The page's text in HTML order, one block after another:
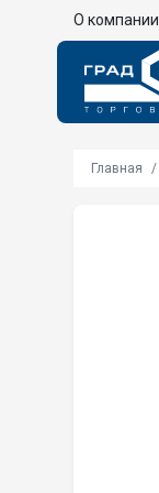
О компании
Главная